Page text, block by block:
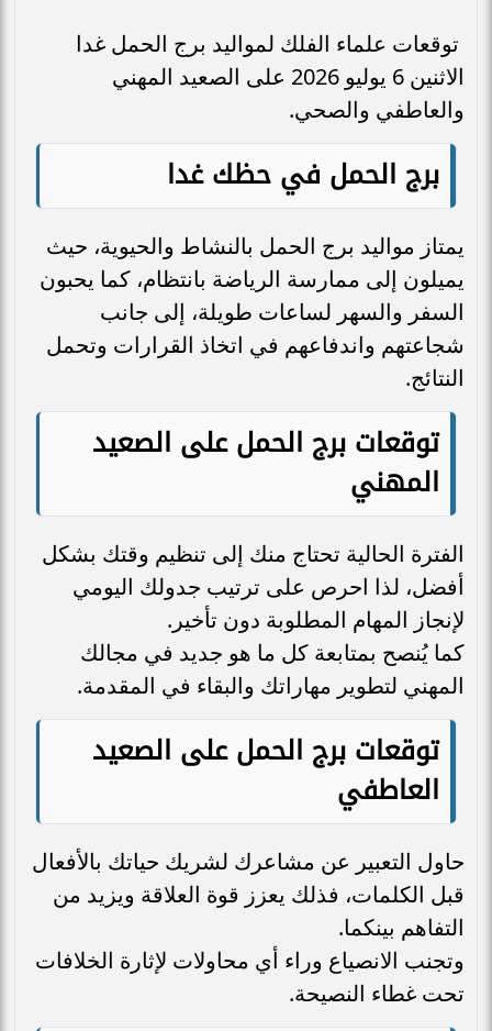
توقعات علماء الفلك لمواليد برج الحمل غدا
الاثنين 6 يوليو 2026 على الصعيد المهني
والعاطفي والصحي.
برج الحمل في حظك غدا
يمتاز مواليد برج الحمل بالنشاط والحيوية، حيث
يميلون إلى ممارسة الرياضة بانتظام، كما يحبون
السفر والسهر لساعات طويلة، إلى جانب
شجاعتهم واندفاعهم في اتخاذ القرارات وتحمل
النتائج.
توقعات برج الحمل على الصعيد
المهني
الفترة الحالية تحتاج منك إلى تنظيم وقتك بشكل
أفضل، لذا احرص على ترتيب جدولك اليومي
لإنجاز المهام المطلوبة دون تأخير.
كما يُنصح بمتابعة كل ما هو جديد في مجالك
المهني لتطوير مهاراتك والبقاء في المقدمة.
توقعات برج الحمل على الصعيد
العاطفي
حاول التعبير عن مشاعرك لشريك حياتك بالأفعال
قبل الكلمات، فذلك يعزز قوة العلاقة ويزيد من
التفاهم بينكما.
وتجنب الانصياع وراء أي محاولات لإثارة الخلافات
تحت غطاء النصيحة.